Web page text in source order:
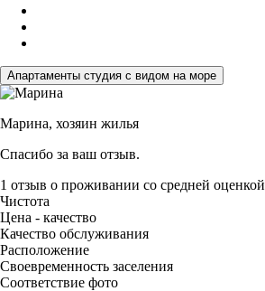
Апартаменты студия с видом на море
Марина, хозяин жилья
Спасибо за ваш отзыв.
1 отзыв о проживании со средней оценкой
Чистота
Цена - качество
Качество обслуживания
Расположение
Своевременность заселения
Соответствие фото